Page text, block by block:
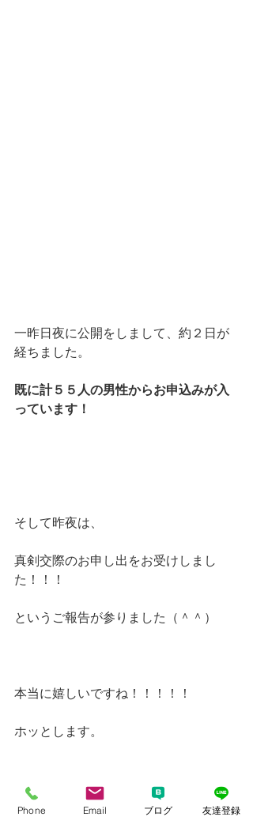
一昨日夜に公開をしまして、約２日が
経ちました。
既に計５５人の男性からお申込みが入
っています！
そして昨夜は、
真剣交際のお申し出をお受けしまし
た！！！
というご報告が参りました（＾＾）
本当に嬉しいですね！！！！！
ホッとします。
Phone Email ブログ 友達登録